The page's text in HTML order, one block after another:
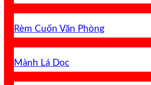
Rèm Cuốn Văn Phòng
Mành Lá Dọc